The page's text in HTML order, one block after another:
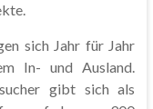
sich Jahr für Jahr
In- und Ausland.
gibt sich als